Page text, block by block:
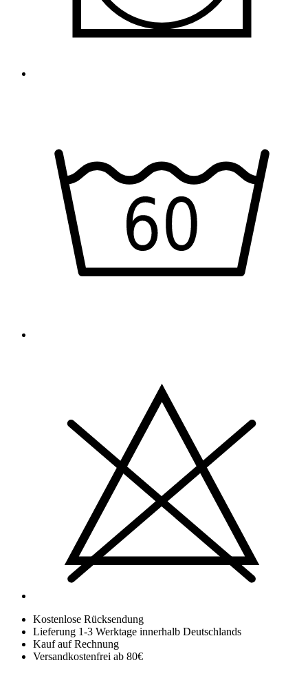
Kostenlose Rücksendung
Lieferung 1-3 Werktage innerhalb Deutschlands
Kauf auf Rechnung
Versandkostenfrei ab 80€